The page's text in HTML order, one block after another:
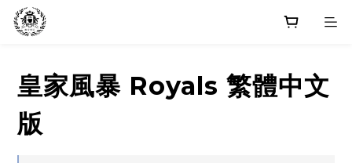
皇家風暴 Royals 繁體中文
版